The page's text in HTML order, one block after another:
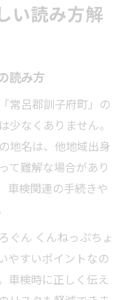
の地理
選択に活かす
連携ポイント
府町地理の重要
ェック
海道の地名事情
地名の確認方法
地名知識とは
ラブルと対策
い読み方解
読み方
常呂郡訓子府町」の
少なくありません。
地名は、他地域出身
て難解な場合があり
車検関連の手続きや
ぐん くんねっぷちょ
やすいポイントなの
車検時に正しく伝え